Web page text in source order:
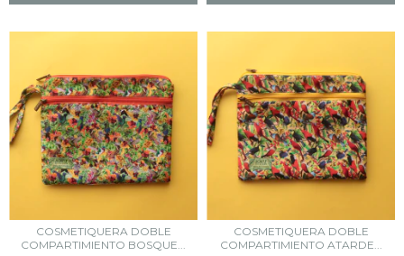
COSMETIQUERA DOBLE
COMPARTIMIENTO BOSQUE...
COSMETIQUERA DOBLE
COMPARTIMIENTO ATARDE...